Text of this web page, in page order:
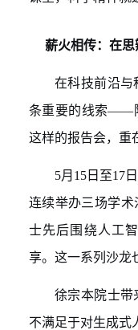
薪火相传：在
在科技前沿与
条重要的线索——
这样的报告会，重
5月 15 日至17
连续举办三场学术
士先后围绕人工
享。这一系列沙龙
徐宗本院士带
不满足于对生成式